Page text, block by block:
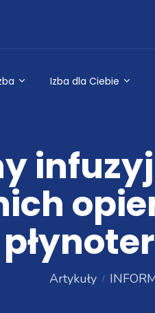
Izba dla Ciebie
Artykuły